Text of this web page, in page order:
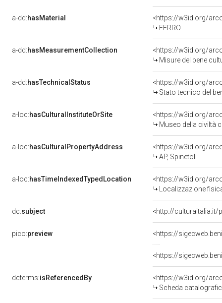
a-dd:hasMaterial
<https://w3id.org/
FERRO
a-dd:hasMeasurementCollection
<https://w3id.org/
Misure del bene
a-dd:hasTechnicalStatus
<https://w3id.org/
Stato tecnico del
a-loc:hasCulturalInstituteOrSite
<https://w3id.org/
Museo della civiltà
a-loc:hasCulturalPropertyAddress
<https://w3id.org/
AP, Spinetoli
a-loc:hasTimeIndexedTypedLocation
<https://w3id.org/
Localizzazione
dc:subject <http://culturaitalia.it/
pico:preview
dcterms:isReferencedBy
<https://w3id.org/
Scheda